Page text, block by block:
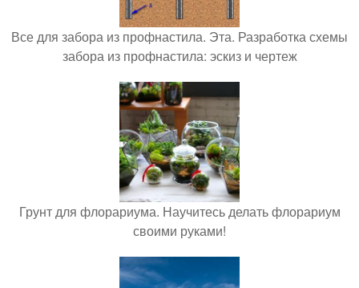
Все для забора из профнастила. Эта. Разработка схемы
забора из профнастила: эскиз и чертеж
Грунт для флорариума. Научитесь делать флорариум
своими руками!